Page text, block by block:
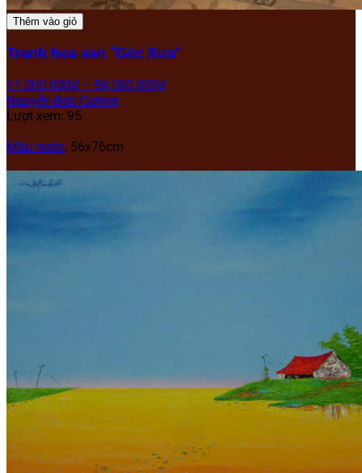
Thêm vào giỏ
Tranh hoa sen “Góc Xưa”
11.000.000₫ – 50.000.000₫
Nguyễn Đức Cường
Lượt xem: 95
Màu nước, 56x76cm